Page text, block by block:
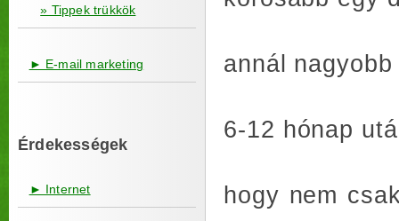
» Tippek trükkök
► E-mail marketing
Érdekességek
► Internet
annál
6-12 hónap
hogy nem